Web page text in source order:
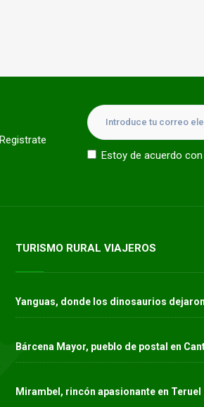
Estoy de acuerdo
TURISMO RURAL VIAJEROS
Yanguas, donde los dinosaurios
Bárcena Mayor, pueblo de postal en
Mirambel, rincón apasionante en Teruel